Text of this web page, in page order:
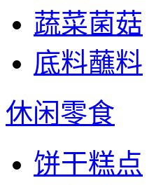
蔬菜菌菇
底料蘸料
休闲零食
饼干糕点